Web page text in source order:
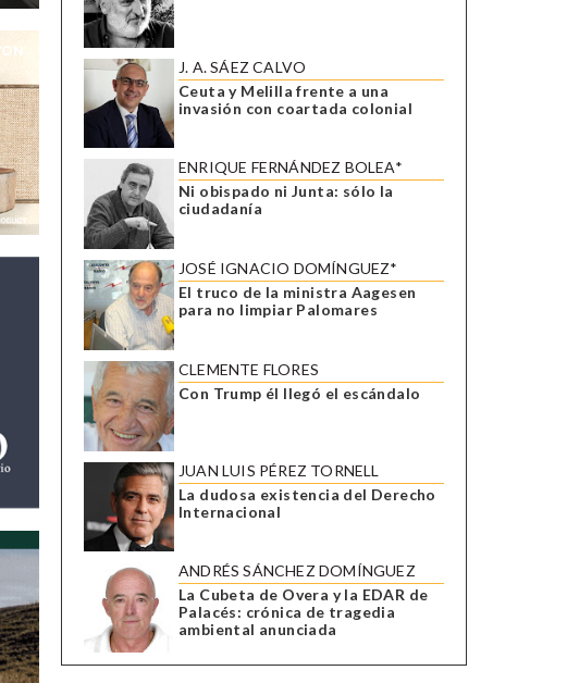
J. A. SÁEZ CALVO
Ceuta y Melilla frente a una
invasión con coartada colonial
ENRIQUE FERNÁNDEZ BOLEA*
Ni obispado ni Junta: sólo la
ciudadanía
JOSÉ IGNACIO DOMÍNGUEZ*
El truco de la ministra Aagesen
para no limpiar Palomares
CLEMENTE FLORES
Con Trump él llegó el escándalo
JUAN LUIS PÉREZ TORNELL
La dudosa existencia del Derecho
Internacional
ANDRÉS SÁNCHEZ DOMÍNGUEZ
La Cubeta de Overa y la EDAR de
Palacés: crónica de tragedia
ambiental anunciada